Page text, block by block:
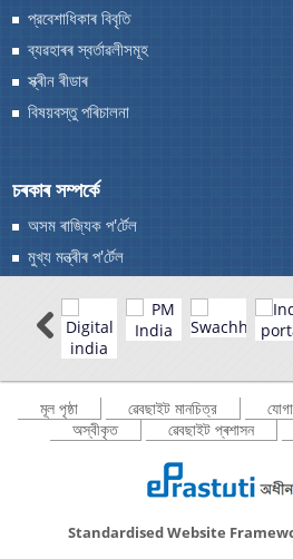
Officials, Our Vision,Mission
more details about our
যোগাযোগ কৰক
প্রবেশাধিকাৰ বিবৃতি
ব্যৱহাৰৰ স্বর্তাৱলীসমূহ
স্ক্ৰীন ৰীডাৰ
বিষয়বস্তু পৰিচালনা
চৰকাৰ সম্পৰ্কে
অসম ৰাজ্যিক প'ৰ্টেল
মুখ্য মন্ত্ৰীৰ প'ৰ্টেল
মূল পৃষ্ঠা ৱেবছাইট মানচিত্র
অস্বীকৃত
ৱেবছাইট প্ৰশাসন
Standardised Website